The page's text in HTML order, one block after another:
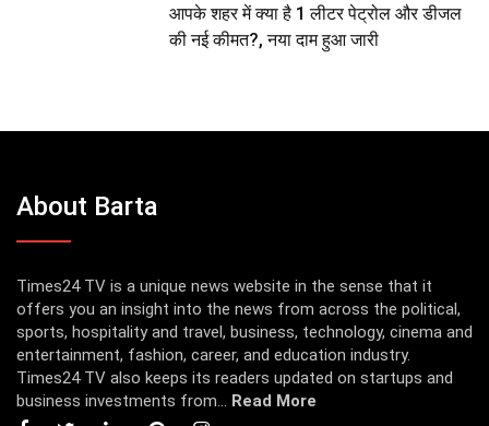
आपके शहर में क्या है 1 लीटर पेट्रोल और डीजल
की नई कीमत?, नया दाम हुआ जारी
About Barta
Times24 TV is a unique news website in the sense that it
offers you an insight into the news from across the political,
sports, hospitality and travel, business, technology, cinema and
entertainment, fashion, career, and education industry.
Times24 TV also keeps its readers updated on startups and
business investments from...
Read More